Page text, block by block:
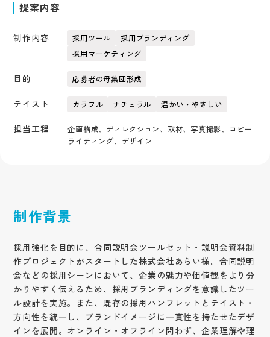
提案内容
制作内容 採用ツール
採用ブランディング
採用マーケティング
目的 応募者の母集団形成
テイスト カラフル ナチュラル 温かい・やさしい
担当工程
企画構成、ディレクション、取材、写真撮影、コピー
ライティング、デザイン
制作背景
採用強化を目的に、合同説明会ツールセット・説明会資料制
作プロジェクトがスタートした株式会社あらい様。合同説明
会などの採用シーンにおいて、企業の魅力や価値観をより分
かりやすく伝えるため、採用ブランディングを意識したツー
ル設計を実施。また、既存の採用パンフレットとテイスト・
方向性を統一し、ブランドイメージに一貫性を持たせたデザ
インを展開。オンライン・オフライン問わず、企業理解や理